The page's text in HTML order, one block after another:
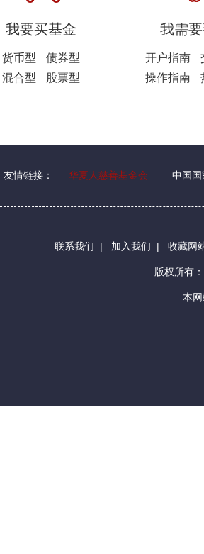
我要买基金
货币型
债券型
混合型
股票型
我需
开户指南
操作指南
友情链接： 华夏人慈善基金会 中国国
联系我们 | 加入我们 | 收藏网
版权所有
本